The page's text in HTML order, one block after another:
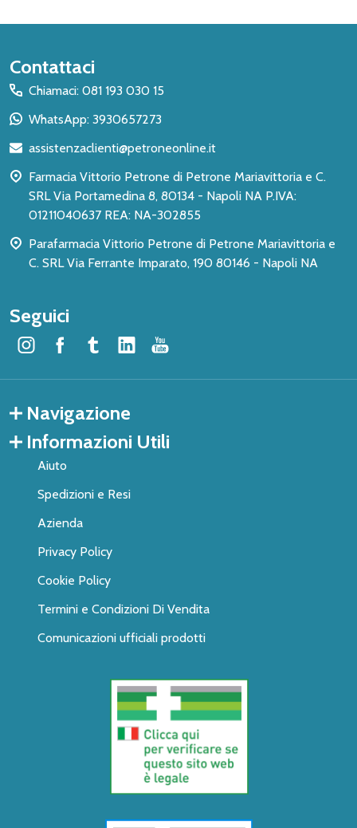
Inizio
del
piè
pagina
Contattaci
Chiamaci: 081 193 030 15
WhatsApp: 3930657273
assistenzaclienti@petroneonline.it
Farmacia Vittorio Petrone di Petrone Mariavittoria e C.
SRL Via Portamedina 8, 80134 - Napoli NA P.IVA:
01211040637 REA: NA-302855
Parafarmacia Vittorio Petrone di Petrone Mariavittoria e
C. SRL Via Ferrante Imparato, 190 80146 - Napoli NA
Seguici
Navigazione
Informazioni Utili
Aiuto
Spedizioni e Resi
Azienda
Privacy Policy
Cookie Policy
Termini e Condizioni Di Vendita
Comunicazioni ufficiali prodotti